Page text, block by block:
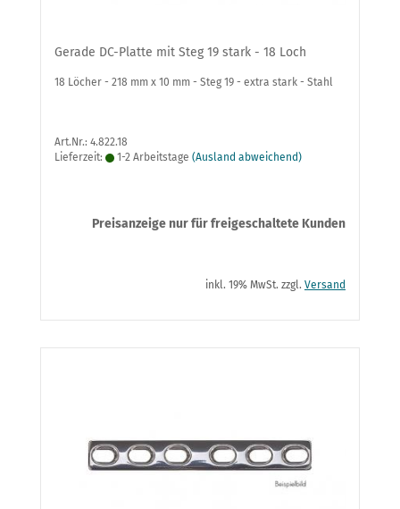
Gerade DC-Platte mit Steg 19 stark - 18 Loch
18 Löcher - 218 mm x 10 mm - Steg 19 - extra stark - Stahl
Art.Nr.: 4.822.18
Lieferzeit:
1-2 Arbeitstage (Ausland abweichend)
Preisanzeige nur für freigeschaltete Kunden
inkl. 19% MwSt. zzgl. Versand